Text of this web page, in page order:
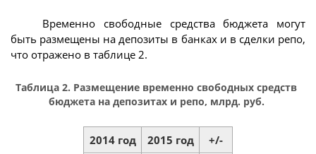
Временно свободные средства бюджета могут
быть размещены на депозиты в банках и в сделки репо,
что отражено в таблице 2.
Таблица 2. Размещение временно свободных средств
бюджета на депозитах и репо, млрд. руб.
2014 год 2015 год
+/-